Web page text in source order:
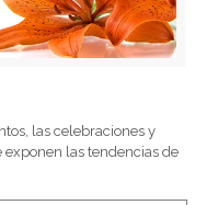
las celebraciones y
exponen las tendencias de